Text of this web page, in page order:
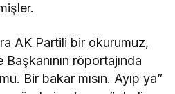
AK Partili bir okurumuz,
röportajında
Bir bakar mısın. Ayıp ya”